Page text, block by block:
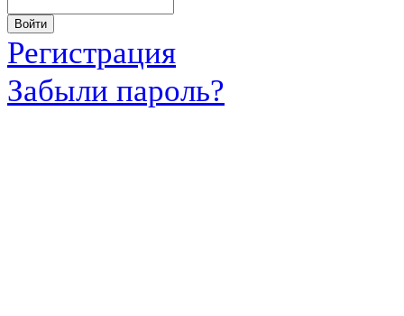
Регистрация
Забыли пароль?